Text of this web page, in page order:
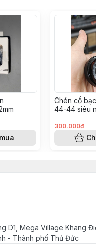
Chén cổ
44-44 siêu
thẳng)
300.000đ
D1, Mega Village Khang
- Thành phố Thủ Đức